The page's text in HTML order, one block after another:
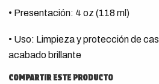
• Presentación: 4 oz (118 ml)
• Uso: Limpieza y protección de
acabado brillante
COMPARTIR ESTE PRODUCTO